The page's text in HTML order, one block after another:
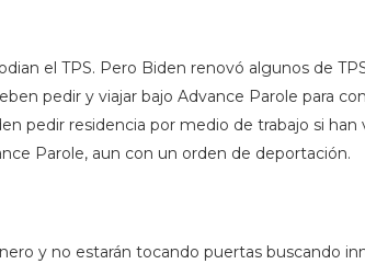
el TPS. Pero Biden renovó algunos de
pedir y viajar bajo Advance Parole para
pedir residencia por medio de trabajo si han
Parole, aun con un orden de deportación.
y no estarán tocando puertas buscando